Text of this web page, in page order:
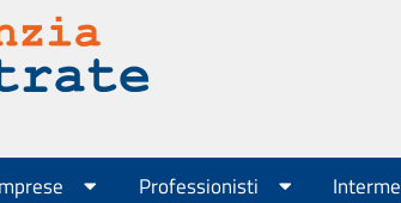
Professionisti